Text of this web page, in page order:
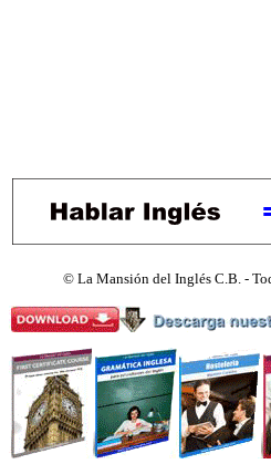
© La Mansión del Inglés C.B. -